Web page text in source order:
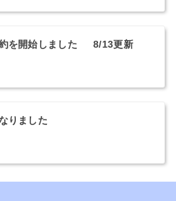
約を開始しました 8/13更新
りました